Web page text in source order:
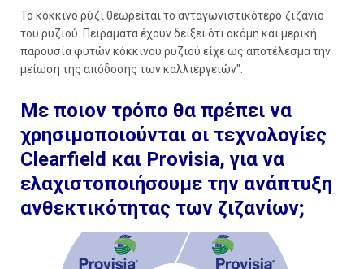
Το κόκκινο ρύζι θεωρείται το ανταγωνιστικότερο ζιζάνιο
του ρυζιού. Πειράματα έχουν δείξει ότι ακόμη και μερική
παρουσία φυτών κόκκινου ρυζιού είχε ως αποτέλεσμα την
μείωση της απόδοσης των καλλιεργειών".
Με ποιον τρόπο θα πρέπει να
χρησιμοποιούνται οι τεχνολογίες
Clearfield και Provisia, για να
ελαχιστοποιήσουμε την ανάπτυξη
ανθεκτικότητας των ζιζανίων;